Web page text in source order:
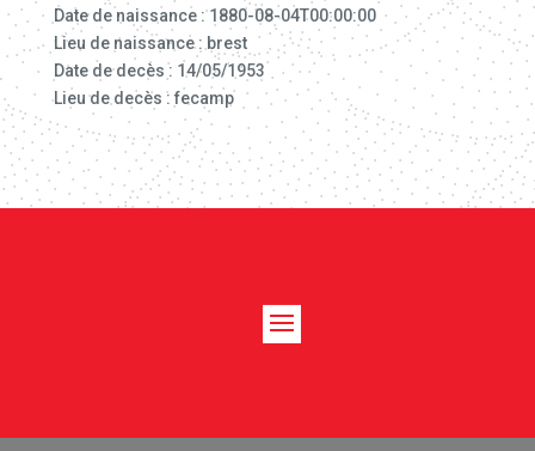
Date de naissance : 1880-08-04T00:00:00
Lieu de naissance : brest
Date de decès : 14/05/1953
Lieu de decès : fecamp